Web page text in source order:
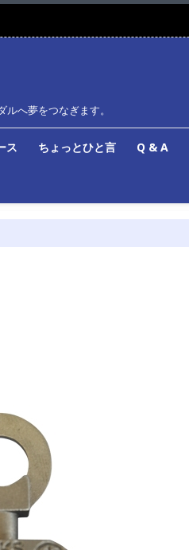
へ夢をつなぎます。
ス ちょっとひと言 Q & A